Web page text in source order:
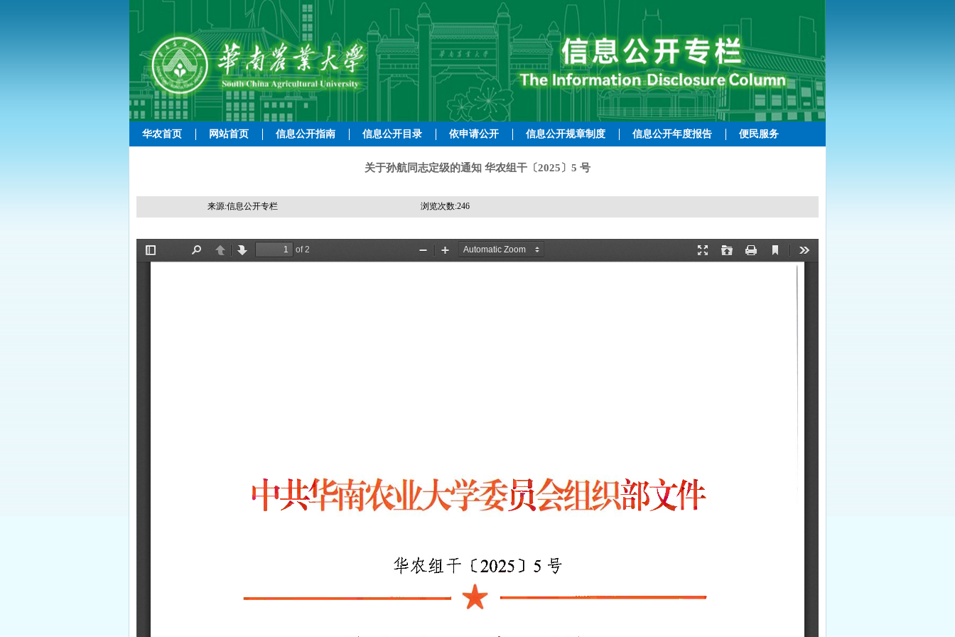
华农首页 网站首页 信息公开指南 信息公开目录 依申请公开 信息公开规章制度 信息公开年度报告 便民服务
关于孙航同志定级的通知 华农组干〔2025〕5 号
来源:信息公开专栏 浏览次数:246